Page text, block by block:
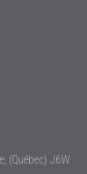
(Québec) J6W